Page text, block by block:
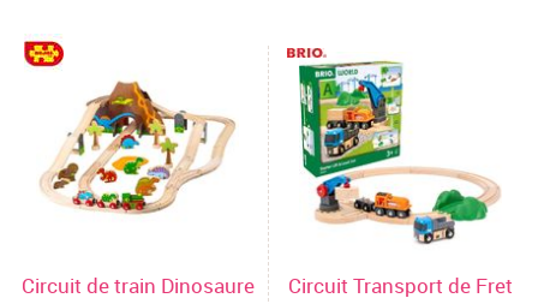
Circuit de train Dinosaure Circuit Transport de Fret